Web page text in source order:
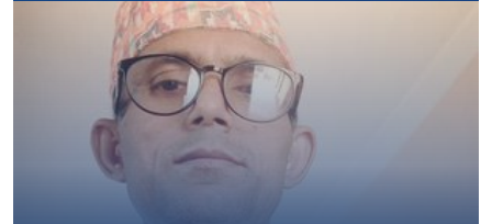
पूरा हेर्नुहोस्